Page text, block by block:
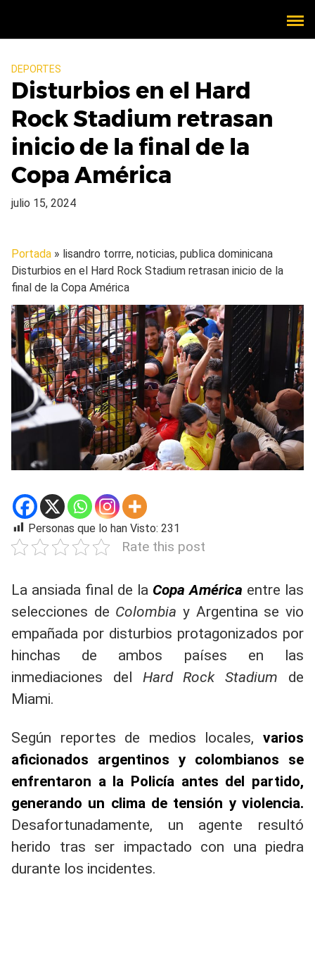
DEPORTES
Disturbios en el Hard
Rock Stadium retrasan
inicio de la final de la
Copa América
julio 15, 2024
Portada » lisandro torrre, noticias, publica dominicana
Disturbios en el Hard Rock Stadium retrasan inicio de la
final de la Copa América
Personas que lo han Visto: 231
Rate this post
La ansiada final de la Copa América entre las
selecciones de Colombia y Argentina se vio
empañada por disturbios protagonizados por
hinchas de ambos países en las
inmediaciones del Hard Rock Stadium de
Miami.
Según reportes de medios locales, varios
aficionados argentinos y colombianos se
enfrentaron a la Policía antes del partido,
generando un clima de tensión y violencia.
Desafortunadamente, un agente resultó
herido tras ser impactado con una piedra
durante los incidentes.